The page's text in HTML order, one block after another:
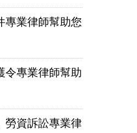
專業律師幫助您
令專業律師幫助
勞資訴訟專業律